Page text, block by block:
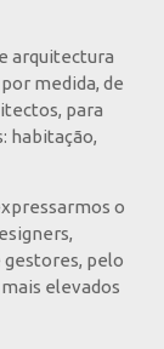
arquitectura
medida, de
para
habitação,
o
pelo
elevados